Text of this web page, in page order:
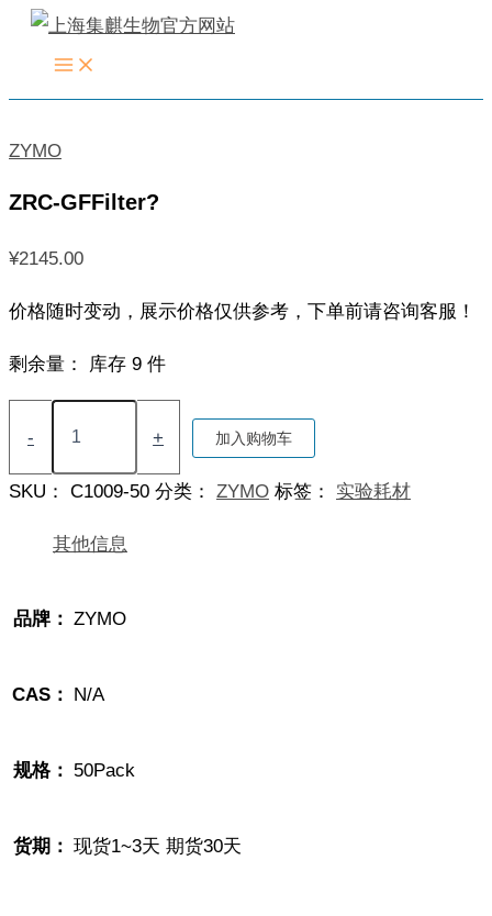
ZYMO
ZRC-GFFilter?
¥2145.00
价格随时变动，展示价格仅供参考，下单前请咨询客服！
剩余量： 库存 9 件
-
GFFilter?
量
+ 加入购物车
SKU： C1009-50 分类： ZYMO 标签： 实验耗材
其他信息
品牌： ZYMO
CAS： N/A
规格： 50Pack
货期： 现货1~3天 期货30天